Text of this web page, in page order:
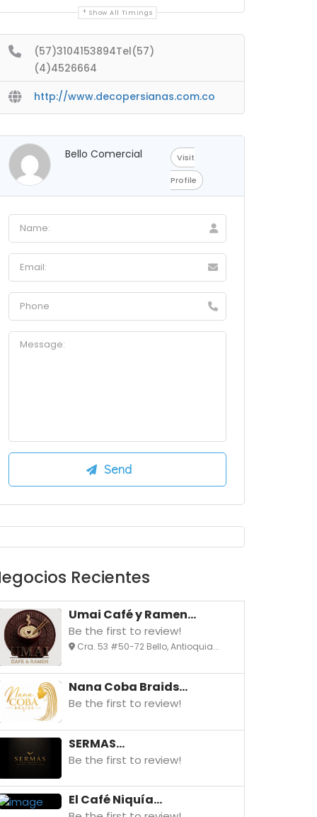
Show All Timings
(57)3104153894Tel(57)
(4)4526664
http://www.decopersianas.com.co
Bello Comercial
Visit
Profile
Recientes
Umai Café y Ramen...
Be the first to review!
Cra. 53 #50-72 Bello, Antioquia...
Nana Coba Braids...
Be the first to review!
SERMAS...
Be the first to review!
El Café Niquía...